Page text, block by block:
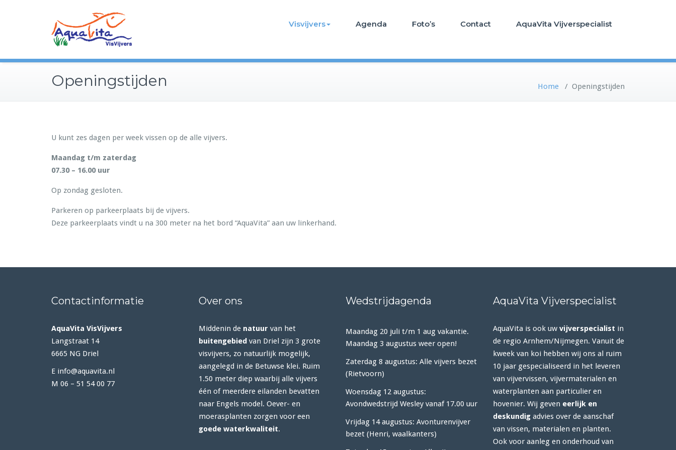
Visvijvers Agenda Foto’s Contact AquaVita Vijverspecialist
Openingstijden Home / Openingstijden
U kunt zes dagen per week vissen op de alle vijvers.
Maandag t/m zaterdag
07.30 – 16.00 uur
Op zondag gesloten.
Parkeren op parkeerplaats bij de vijvers.
Deze parkeerplaats vindt u na 300 meter na het bord “AquaVita” aan uw linkerhand.
Contactinformatie
AquaVita VisVijvers
Langstraat 14
6665 NG Driel
E info@aquavita.nl
M 06 – 51 54 00 77
Over ons
Middenin de natuur van het
buitengebiedvan Driel zijn 3 grote
visvijvers, zo natuurlijk mogelijk,
aangelegd in de Betuwse klei. Ruim
1.50 meter diep waarbij alle vijvers
één of meerdere eilanden bevatten
naar Engels model. Oever- en
moerasplanten zorgen voor een
goede waterkwaliteit.
Wedstrijdagenda
Maandag 20 juli t/m 1 aug vakantie.
Maandag 3 augustus weer open!
Zaterdag 8 augustus: Alle vijvers bezet
(Rietvoorn)
Woensdag 12 augustus:
Avondwedstrijd Wesley vanaf 17.00 uur
Vrijdag 14 augustus: Avonturenvijver
bezet (Henri, waalkanters)
AquaVita Vijverspecialist
AquaVita is ook uw vijverspecialist in
de regio Arnhem/Nijmegen. Vanuit de
kweek van koi hebben wij ons al ruim
10 jaar gespecialiseerd in het leveren
van vijvervissen, vijvermaterialen en
waterplanten aan particulier en
hovenier. Wij geven eerlijk en
deskundigadvies over de aanschaf
van vissen, materialen en planten.
Ook voor aanleg en onderhoud van